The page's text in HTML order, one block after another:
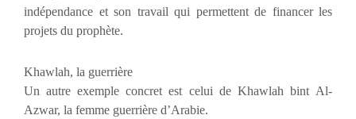
indépendance et son travail qui permettent de financer les
projets du prophète.
Khawlah, la guerrière
Un autre exemple concret est celui de Khawlah bint Al-
Azwar, la femme guerrière d’Arabie.